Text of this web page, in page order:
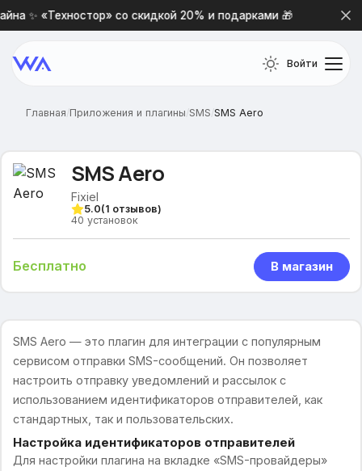
✨ «Техностор» со скидкой 20% и подарками 🎁
Войти
Главная/Приложения и плагины/SMS/SMS Aero
SMS Aero
Fixiel
5.0(1 отзывов)
40 установок
Бесплатно В магазин
SMS Aero — это плагин для интеграции с популярным
сервисом отправки SMS-сообщений. Он позволяет
настроить отправку уведомлений и рассылок с
использованием идентификаторов отправителей, как
стандартных, так и пользовательских.
Настройка идентификаторов отправителей
Для настройки плагина на вкладке «SMS-провайдеры»